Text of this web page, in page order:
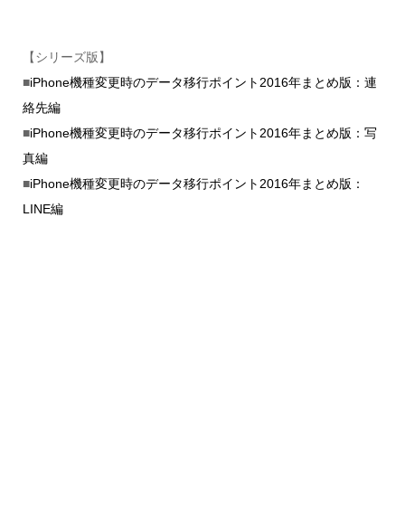
【シリーズ版】
■iPhone機種変更時のデータ移行ポイント2016年まとめ版：連
絡先編
■iPhone機種変更時のデータ移行ポイント2016年まとめ版：写
真編
■iPhone機種変更時のデータ移行ポイント2016年まとめ版：
LINE編